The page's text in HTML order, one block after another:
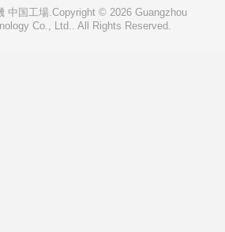
ント用
中国工場.Copyright © 2026 Guangzhou
Co., Ltd.. All Rights Reserved.